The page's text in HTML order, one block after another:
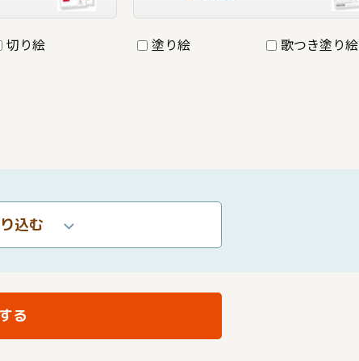
切り絵 塗り絵 歌つき塗り絵
込む
る